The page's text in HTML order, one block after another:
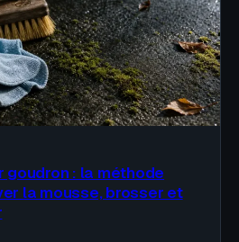
goudron : la méthode
la mousse, brosser et